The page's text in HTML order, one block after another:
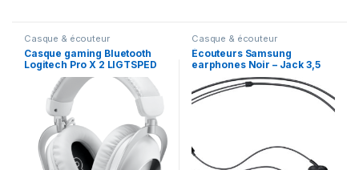
Casque & écouteur
Casque gaming Bluetooth
Logitech Pro X 2 LIGTSPED
(981-001269)
Casque & écouteur
Écouteurs Samsung
earphones Noir – Jack 3,5
mm (EO-IA500BBEGWW)